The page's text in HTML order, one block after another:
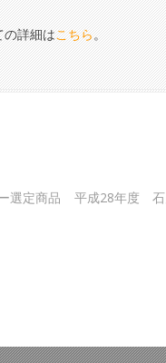
の詳細はこちら。
選定商品
平成28年度